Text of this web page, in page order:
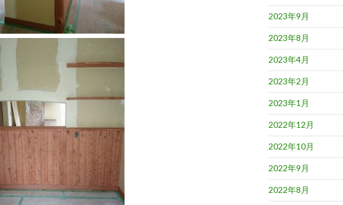
2023年9月
2023年8月
2023年4月
2023年2月
2023年1月
2022年12月
2022年10月
2022年9月
2022年8月